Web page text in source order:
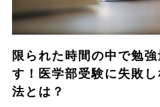
限られた時間の中で勉
す！医学部受験に失敗
法とは？